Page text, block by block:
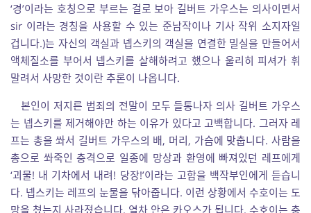
‘경’이라는 호칭으로 부르는 걸로 보아 길버트 가우스는 의사이면서
sir 이라는 경칭을 사용할 수 있는 준남작이나 기사 작위 소지자일
겁니다.)는 자신의 객실과 넵스키의 객실을 연결한 밀실을 만들어서
액체질소를 부어서 넵스키를 살해하려고 했으나 울리히 피셔가 휘
말려서 사망한 것이란 추론이 나옵니다.
본인이 저지른 범죄의 전말이 모두 들통나자 의사 길버트 가우스
는 넵스키를 제거해야만 하는 이유가 있다고 고백합니다. 그러자 레
프는 총을 쏴서 길버트 가우스의 배, 머리, 가슴에 맞춥니다. 사람을
총으로 쏴죽인 충격으로 일종에 망상과 환영에 빠져있던 레프에게
‘괴물! 내 기차에서 내려! 당장!’이라는 고함을 백작부인에게 듣습니
다. 넵스키는 레프의 눈물을 닦아줍니다. 이런 상황에서 수호이는 도
망을 쳤는지 사라졌습니다. 열차 안은 카오스가 됩니다. 수호이는 충